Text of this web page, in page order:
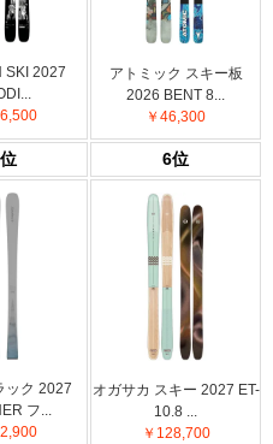
SKI 2027
アトミック スキー板
2026 BENT 8...
￥46,300
6位
ック 2027
フ...
オガサカ スキー 2027 ET-
10.8 ...
￥128,700